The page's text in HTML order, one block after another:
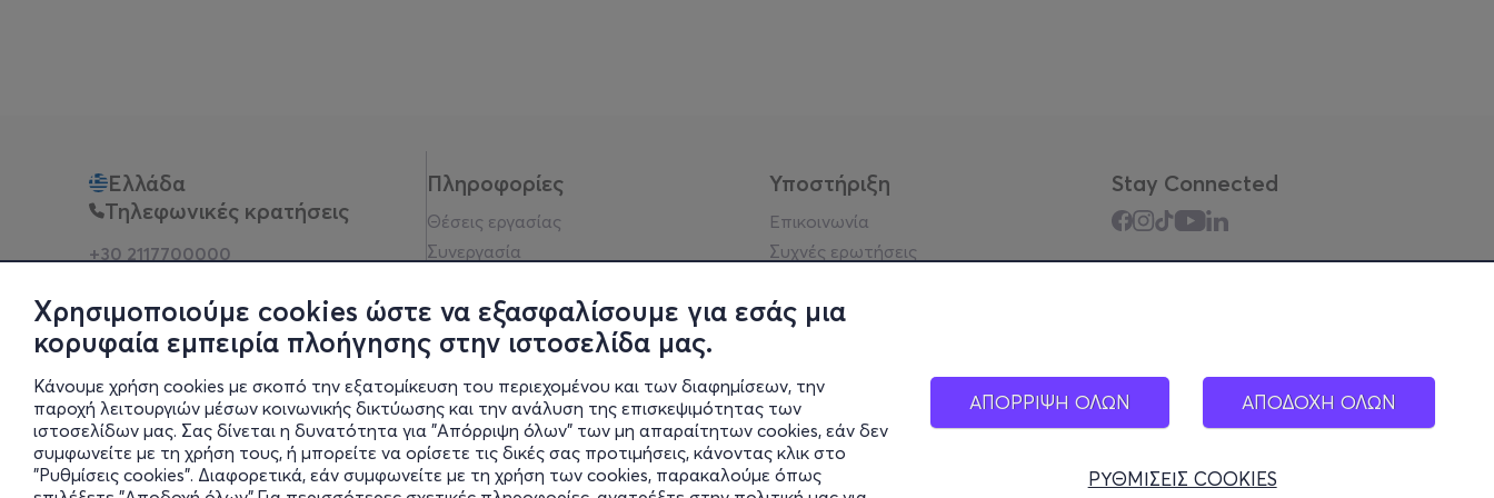
Χρησιμοποιούμε cookies ώστε να εξασφαλίσουμε για εσάς μια
κορυφαία εμπειρία πλοήγησης στην ιστοσελίδα μας.
Κάνουμε χρήση cookies με σκοπό την εξατομίκευση του περιεχομένου και των διαφημίσεων, την
παροχή λειτουργιών μέσων κοινωνικής δικτύωσης και την ανάλυση της επισκεψιμότητας των
ιστοσελίδων μας. Σας δίνεται η δυνατότητα για "Απόρριψη όλων" των μη απαραίτητων cookies, εάν δεν
συμφωνείτε με τη χρήση τους, ή μπορείτε να ορίσετε τις δικές σας προτιμήσεις, κάνοντας κλικ στο
"Ρυθμίσεις cookies". Διαφορετικά, εάν συμφωνείτε με τη χρήση των cookies, παρακαλούμε όπως
ΑΠΟΡΡΙΨΗ ΟΛΩΝ ΑΠΟΔΟΧΗ ΟΛΩΝ
ΡΥΘΜΙΣΕΙΣ COOKIES
Ελλάδα
Τηλεφωνικές κρατήσεις
+30 2117700000
Φυσικά σημεία
Πληροφορίες
Θέσεις εργασίας
Συνεργασία
Πολιτική απορρήτου
Νομική σημείωση
Blog
Οικονομικά στοιχεία
Πολιτικές Εταιρείας
Έκθεση Διαφάνειας
Υποστήριξη
Επικοινωνία
Συχνές ερωτήσεις
Υπηρεσίες
Σύνδεση reseller
Stay Connected